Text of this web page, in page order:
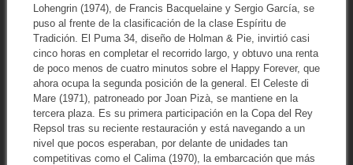
Lohengrin (1974), de Francis Bacquelaine y Sergio García, se
puso al frente de la clasificación de la clase Espíritu de
Tradición. El Puma 34, diseño de Holman & Pie, invirtió casi
cinco horas en completar el recorrido largo, y obtuvo una renta
de poco menos de cuatro minutos sobre el Happy Forever, que
ahora ocupa la segunda posición de la general. El Celeste di
Mare (1971), patroneado por Joan Pizà, se mantiene en la
tercera plaza. Es su primera participación en la Copa del Rey
Repsol tras su reciente restauración y está navegando a un
nivel que pocos esperaban, por delante de unidades tan
competitivas como el Calima (1970), la embarcación que más